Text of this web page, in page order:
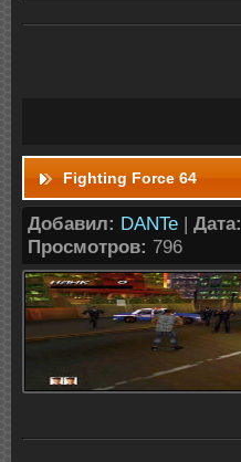
Fighting Force 64
Добавил: DANTe | Дата:
Просмотров: 796